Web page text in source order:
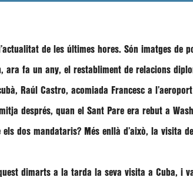
de les últimes hores. Són imatges
ara fa un any, el restabliment de relacions
Raúl Castro, acomiada Francesc a
després, quan el Sant Pare era rebut a
els dos mandataris? Més enllà d’això, la visita
dimarts a la tarda la seva visita a Cuba, i